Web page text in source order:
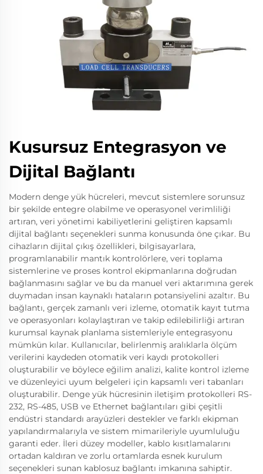
Kusursuz Entegrasyon ve
Dijital Bağlantı
Modern denge yük hücreleri, mevcut sistemlere sorunsuz
bir şekilde entegre olabilme ve operasyonel verimliliği
artıran, veri yönetimi kabiliyetlerini geliştiren kapsamlı
dijital bağlantı seçenekleri sunma konusunda öne çıkar. Bu
cihazların dijital çıkış özellikleri, bilgisayarlara,
programlanabilir mantık kontrolörlere, veri toplama
sistemlerine ve proses kontrol ekipmanlarına doğrudan
bağlanmasını sağlar ve bu da manuel veri aktarımına gerek
duymadan insan kaynaklı hataların potansiyelini azaltır. Bu
bağlantı, gerçek zamanlı veri izleme, otomatik kayıt tutma
ve operasyonları kolaylaştıran ve takip edilebilirliği artıran
kurumsal kaynak planlama sistemleriyle entegrasyonu
mümkün kılar. Kullanıcılar, belirlenmiş aralıklarla ölçüm
verilerini kaydeden otomatik veri kaydı protokolleri
oluşturabilir ve böylece eğilim analizi, kalite kontrol izleme
ve düzenleyici uyum belgeleri için kapsamlı veri tabanları
oluşturabilir. Denge yük hücresinin iletişim protokolleri RS-
232, RS-485, USB ve Ethernet bağlantıları gibi çeşitli
endüstri standardı arayüzleri destekler ve farklı ekipman
yapılandırmalarıyla ve sistem mimarileriyle uyumluluğu
garanti eder. İleri düzey modeller, kablo kısıtlamalarını
ortadan kaldıran ve zorlu ortamlarda esnek kurulum
seçenekleri sunan kablosuz bağlantı imkanına sahiptir.